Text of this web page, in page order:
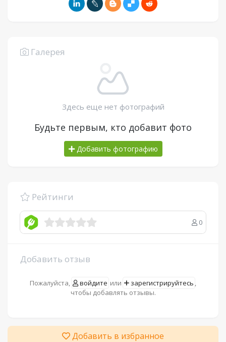
Галерея
Здесь еще нет фотографий
Будьте первым, кто добавит фото
Добавить фотографию
Рейтинги
0
Добавить отзыв
Пожалуйста, войдите или зарегистрируйтесь ,
чтобы добавлять отзывы.
Добавить в избранное